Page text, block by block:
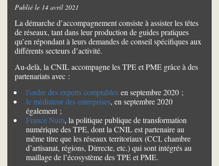
Publié le 14 avril 2021
La démarche d’accompagnement consiste à assister les têtes
de réseaux, tant dans leur production de guides pratiques
qu’en répondant à leurs demandes de conseil spécifiques aux
différents secteurs d’activité.
Au-delà, la CNIL accompagne les TPE et PME grâce à des
partenariats avec :
l’ordre des experts comptables en septembre 2020 ;
le médiateur des entreprises, en septembre 2020
également ;
France Num, la politique publique de transformation
numérique des TPE, dont la CNIL est partenaire au
même titre que les réseaux territoriaux (CCI, chambre
d’artisanat, régions, Dirrecte, etc.) qui sont intégrés au
maillage de l’écosystème des TPE et PME.